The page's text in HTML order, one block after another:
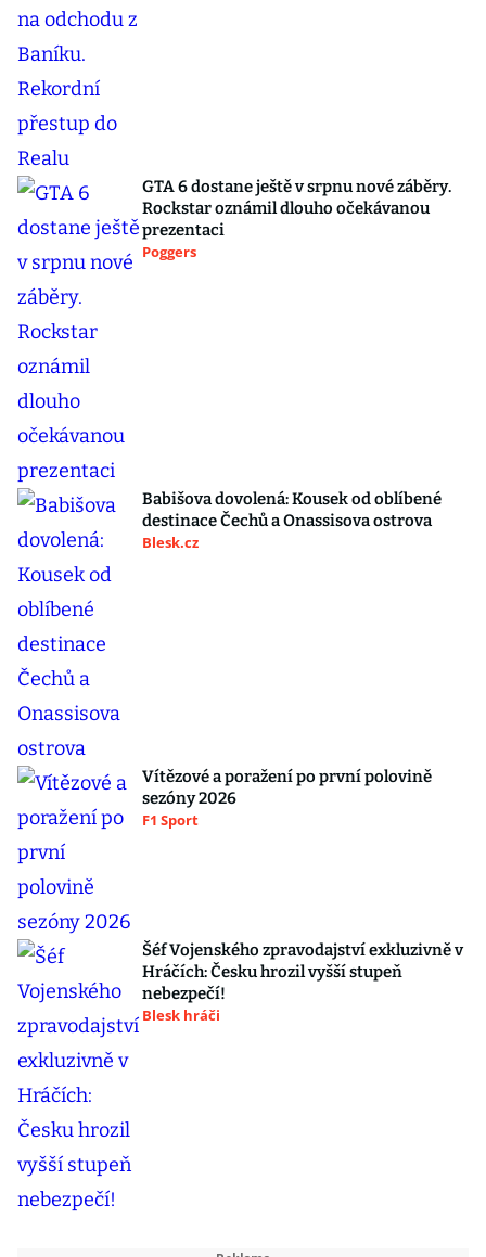
GTA 6 dostane ještě v srpnu nové záběry.
Rockstar oznámil dlouho očekávanou
prezentaci
Poggers
Babišova dovolená: Kousek od oblíbené
destinace Čechů a Onassisova ostrova
Blesk.cz
Vítězové a poražení po první polovině
sezóny 2026
F1 Sport
Šéf Vojenského zpravodajství exkluzivně v
Hráčích: Česku hrozil vyšší stupeň
nebezpečí!
Blesk hráči